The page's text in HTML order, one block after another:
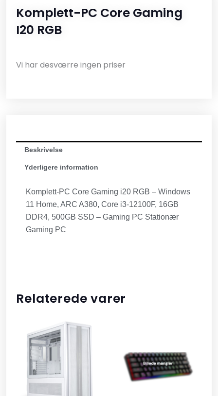
Komplett-PC Core Gaming
I20 RGB
Vi har desværre ingen priser
Beskrivelse
Yderligere information
Komplett-PC Core Gaming i20 RGB – Windows
11 Home, ARC A380, Core i3-12100F, 16GB
DDR4, 500GB SSD – Gaming PC Stationær
Gaming PC
Relaterede varer